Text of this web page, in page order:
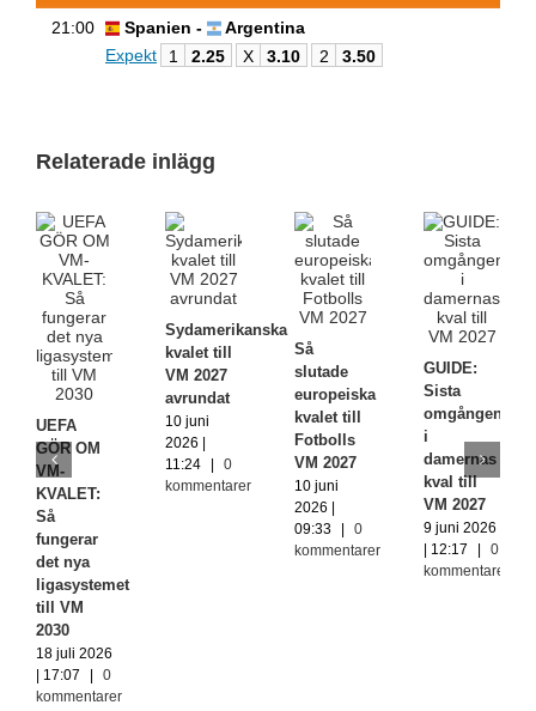
21:00 Spanien -
Argentina
Expekt
1 2.25 X 3.10 2 3.50
Relaterade inlägg
UEFA
GÖR OM
VM-
KVALET:
Så
fungerar
det nya
ligasystemet
till VM
2030
18 juli 2026
| 17:07
0
kommentarer
Sydamerikanska
kvalet till
VM 2027
avrundat
10 juni
2026 |
11:24
0
kommentarer
Så
slutade
europeiska
kvalet till
Fotbolls
VM 2027
10 juni
2026 |
09:33
0
kommentarer
GUIDE:
Sista
omgången
i
damernas
kval till
VM 2027
9 juni 2026
| 12:17
0
kommentarer